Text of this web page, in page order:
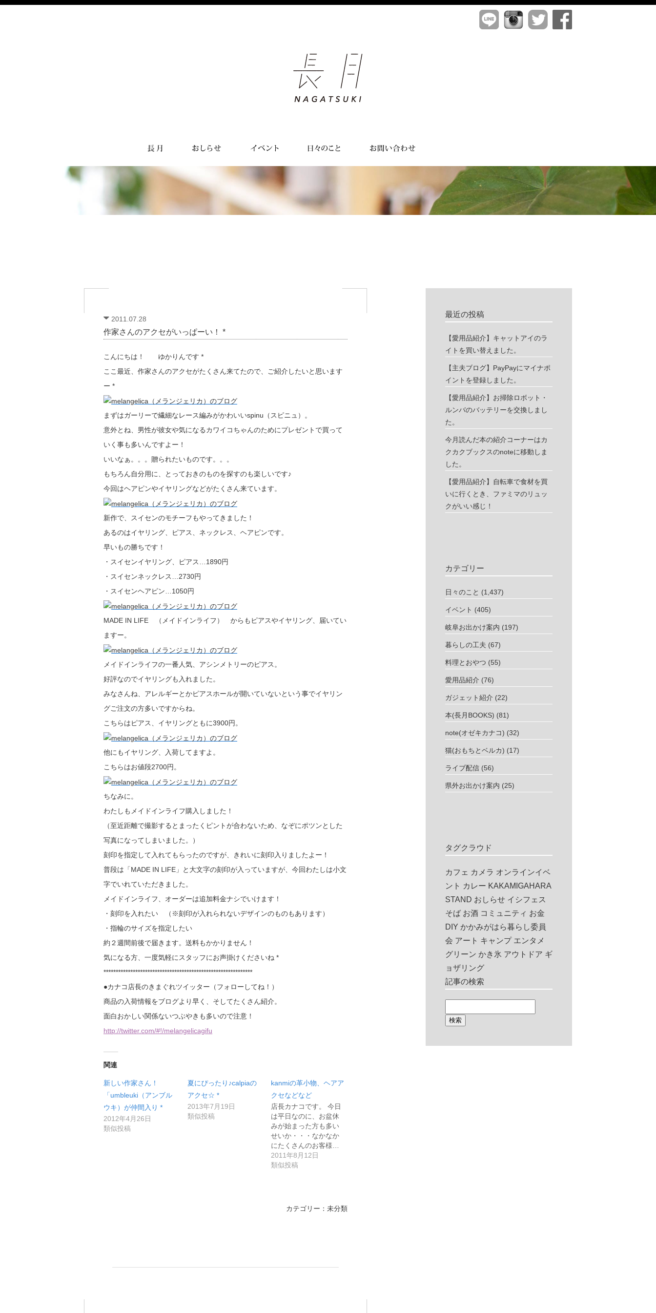
2011.07.28
作家さんのアクセがいっぱーい！ *
こんにちは！ ゆかりんです *
ここ最近、作家さんのアクセがたくさん来てたので、ご紹介したいと思います
ー *
まずはガーリーで繊細なレース編みがかわいいspinu（スピニュ）。
意外とね、男性が彼女や気になるカワイコちゃんのためにプレゼントで買って
いく事も多いんですよー！
いいなぁ。。。贈られたいものです。。。
もちろん自分用に、とっておきのものを探すのも楽しいです♪
今回はヘアピンやイヤリングなどがたくさん来ています。
新作で、スイセンのモチーフもやってきました！
あるのはイヤリング、ピアス、ネックレス、ヘアピンです。
早いもの勝ちです！
・スイセンイヤリング、ピアス…1890円
・スイセンネックレス…2730円
・スイセンヘアピン…1050円
MADE IN LIFE （メイドインライフ） からもピアスやイヤリング、届いてい
ますー。
メイドインライフの一番人気、アシンメトリーのピアス。
好評なのでイヤリングも入れました。
みなさんね、アレルギーとかピアスホールが開いていないという事でイヤリン
グご注文の方多いですからね。
こちらはピアス、イヤリングともに3900円。
他にもイヤリング、入荷してますよ。
こちらはお値段2700円。
ちなみに。
わたしもメイドインライフ購入しました！
（至近距離で撮影するとまったくピントが合わないため、なぞにポツンとした
写真になってしまいました。）
刻印を指定して入れてもらったのですが、きれいに刻印入りましたよー！
普段は「MADE IN LIFE」と大文字の刻印が入っていますが、今回わたしは小文
字でいれていただきました。
メイドインライフ、オーダーは追加料金ナシでいけます！
・刻印を入れたい （※刻印が入れられないデザインのものもあります）
・指輪のサイズを指定したい
約２週間前後で届きます。送料もかかりません！
気になる方、一度気軽にスタッフにお声掛けくださいね *
*************************************************************
●カナコ店長のきまぐれツイッター（フォローしてね！）
商品の入荷情報をブログより早く、そしてたくさん紹介。
面白おかしい関係ないつぶやきも多いので注意！
http://twitter.com/#!/melangelicagifu
関連
新しい作家さん！
「umbleuki（アンブル
ウキ）が仲間入り *
2012年4月26日
類似投稿
夏にぴったり♪calpiaの
アクセ☆ *
2013年7月19日
類似投稿
kanmiの革小物、ヘアア
クセなどなど
店長カナコです。 今日
は平日なのに、お盆休
みが始まった方も多い
せいか・・・なかなか
にたくさんのお客様…
2011年8月12日
類似投稿
カテゴリー：未分類
最近の投稿
【愛用品紹介】キャットアイのラ
イトを買い替えました。
【主夫ブログ】PayPayにマイナポ
イントを登録しました。
【愛用品紹介】お掃除ロボット・
ルンバのバッテリーを交換しまし
た。
今月読んだ本の紹介コーナーはカ
クカクブックスのnoteに移動しま
した。
【愛用品紹介】自転車で食材を買
いに行くとき、ファミマのリュッ
クがいい感じ！
カテゴリー
日々のこと (1,437)
イベント (405)
岐阜お出かけ案内 (197)
暮らしの工夫 (67)
料理とおやつ (55)
愛用品紹介 (76)
ガジェット紹介 (22)
本(長月BOOKS) (81)
note(オゼキカナコ) (32)
猫(おもちとベルカ) (17)
ライブ配信 (56)
県外お出かけ案内 (25)
タグクラウド
カフェ カメラ オンラインイベ
ント カレー KAKAMIGAHARA
STAND おしらせ イシフェス
そば お酒 コミュニティ お金
DIY かかみがはら暮らし委員
会 アート キャンプ エンタメ
グリーン かき氷 アウトドア ギ
ョザリング
記事の検索